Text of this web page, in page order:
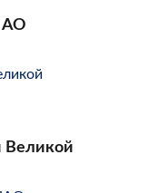
АО
Великой